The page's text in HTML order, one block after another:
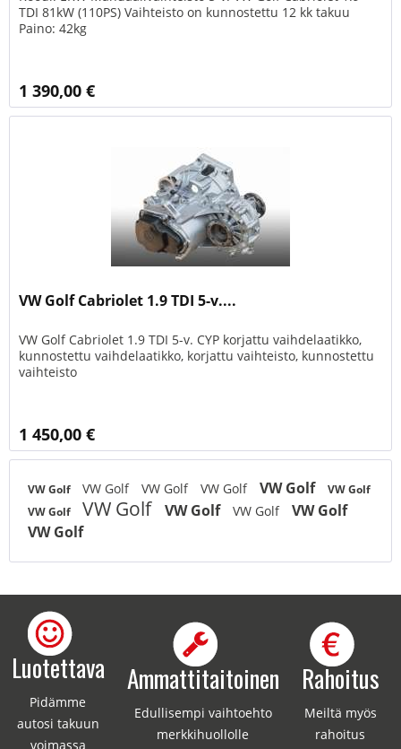
TDI 81kW (110PS) Vaihteisto on kunnostettu 12 kk takuu
Paino: 42kg
1 390,00 €
VW Golf Cabriolet 1.9 TDI 5-v....
VW Golf Cabriolet 1.9 TDI 5-v. CYP korjattu vaihdelaatikko,
kunnostettu vaihdelaatikko, korjattu vaihteisto, kunnostettu
vaihteisto
1 450,00 €
VW Golf VW Golf VW Golf VW Golf VW Golf
VW Golf
VW Golf
VW Golf VW Golf VW Golf
VW Golf
VW Golf
Luotettava
Pidämme
autosi takuun
voimassa
Ammattitaitoinen
Edullisempi vaihtoehto
merkkihuollolle
Rahoitus
Meiltä myös
rahoitus